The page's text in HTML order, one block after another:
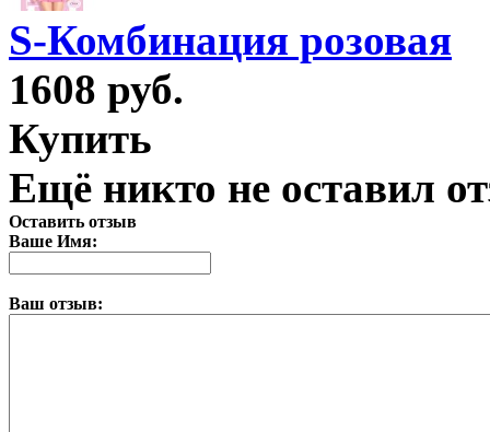
S-Комбинация розовая
1608 руб.
Купить
Ещё никто не оставил
Оставить отзыв
Ваше Имя:
Ваш отзыв: